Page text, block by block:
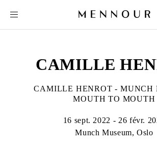
CAMILLE
CAMILLE HENROT - MUNCH
MOUTH TO MOUTH
16 sept. 2022 - 26 févr.
Munch Museum, Oslo